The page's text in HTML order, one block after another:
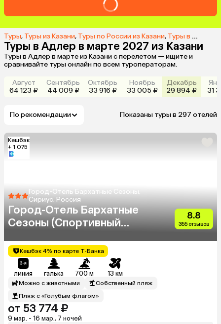
Туры, Туры из Казани, Туры по России из Казани, Туры в Адлер из Казани
Туры в Адлер в марте 2027 из Казани
Туры в Адлер в марте из Казани с перелетом — ищите и
сравнивайте туры онлайн по всем туроператорам.
Август
64 123 ₽
Сентябрь
44 009 ₽
Октябрь
33 916 ₽
Ноябрь
33 005 ₽
Декабрь
29 894 ₽
31
По рекомендации Показаны туры в 297 отелей
Кешбэк
+ 1 075
Город-Отель Бархатные Сезоны,
Сириус, Россия
Город-Отель Бархатные
Сезоны (Спортивный
8.8
355 отзывов
Кешбэк 4% по карте Т-Банка
линия галька 700 м 13 км
Можно с животными
Собственный пляж
Пляж с «Голубым флагом»
от 53 774 ₽
9 мар. - 16 мар., 7 ночей